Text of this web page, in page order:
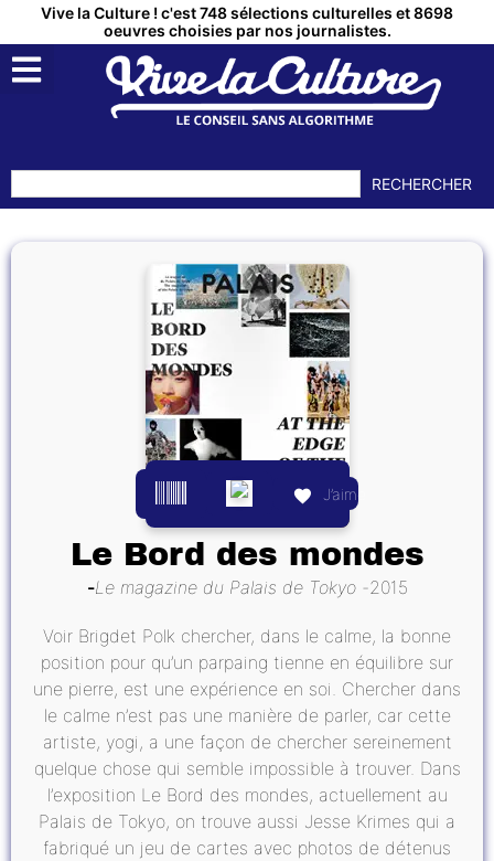
Vive la Culture ! c'est 748 sélections culturelles et 8698
oeuvres choisies par nos journalistes.
RECHERCHER
J’aime
Le Bord des mondes
Le magazine du Palais de Tokyo 2015
Voir Brigdet Polk chercher, dans le calme, la bonne
position pour qu’un parpaing tienne en équilibre sur
une pierre, est une expérience en soi. Chercher dans
le calme n’est pas une manière de parler, car cette
artiste, yogi, a une façon de chercher sereinement
quelque chose qui semble impossible à trouver. Dans
l’exposition Le Bord des mondes, actuellement au
Palais de Tokyo, on trouve aussi Jesse Krimes qui a
fabriqué un jeu de cartes avec photos de détenus